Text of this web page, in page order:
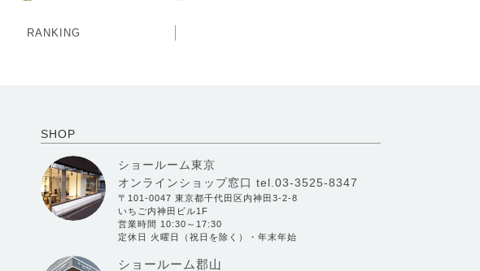
RANKING
SHOP
ショールーム東京
オンラインショップ窓口 tel.03-3525-8347
〒101-0047 東京都千代田区内神田3-2-8
いちご内神田ビル1F
営業時間 10:30～17:30
定休日 火曜日（祝日を除く）・年末年始
ショールーム郡山